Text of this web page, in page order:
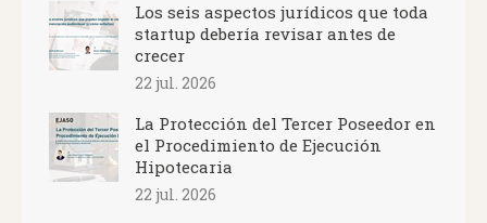
Los seis aspectos jurídicos que toda
startup debería revisar antes de
crecer
22 jul. 2026
La Protección del Tercer Poseedor en
el Procedimiento de Ejecución
Hipotecaria
22 jul. 2026